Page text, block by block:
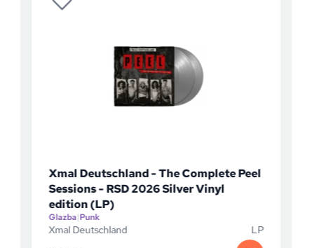
- The Complete Peel
RSD 2026 Silver Vinyl
She Past Away -